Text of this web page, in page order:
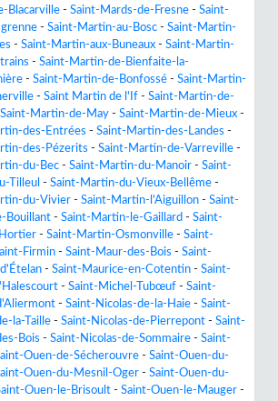
Blacarville - Saint-Mards-de-Fresne - Saint-
- Saint-Martin-au-Bosc - Saint-Martin-
- Saint-Martin-aux-Buneaux - Saint-Martin-
- Saint-Martin-de-Bienfaite-la-
- Saint-Martin-de-Bonfossé - Saint-Martin-
- Saint Martin de l'If - Saint-Martin-de-
Saint-Martin-de-May - Saint-Martin-de-Mieux -
des-Entrées - Saint-Martin-des-Landes -
des-Pézerits - Saint-Martin-de-Varreville -
du-Bec - Saint-Martin-du-Manoir - Saint-
Tilleul - Saint-Martin-du-Vieux-Bellême -
du-Vivier - Saint-Martin-l'Aiguillon - Saint-
Bouillant - Saint-Martin-le-Gaillard - Saint-
- Saint-Martin-Osmonville - Saint-
Firmin - Saint-Maur-des-Bois - Saint-
- Saint-Maurice-en-Cotentin - Saint-
- Saint-Michel-Tubœuf - Saint-
- Saint-Nicolas-de-la-Haie - Saint-
la-Taille - Saint-Nicolas-de-Pierrepont - Saint-
Bois - Saint-Nicolas-de-Sommaire - Saint-
Ouen-de-Sécherouvre - Saint-Ouen-du-
Ouen-du-Mesnil-Oger - Saint-Ouen-du-
Ouen-le-Brisoult - Saint-Ouen-le-Mauger -